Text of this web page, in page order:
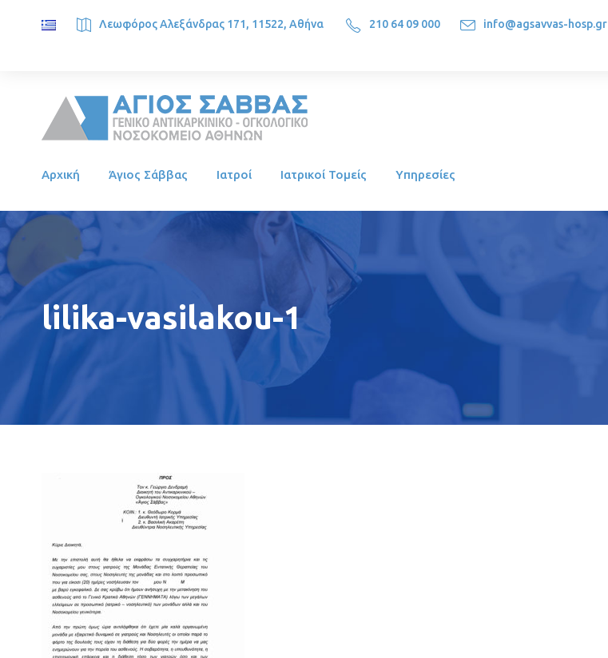
Λεωφόρος Αλεξάνδρας 171, 11522, Αθήνα 210 64 09 000 info@agsavvas-hosp.gr
Αρχική Άγιος Σάββας Ιατροί Ιατρικοί Τομείς Υπηρεσίες
lilika-vasilakou-1